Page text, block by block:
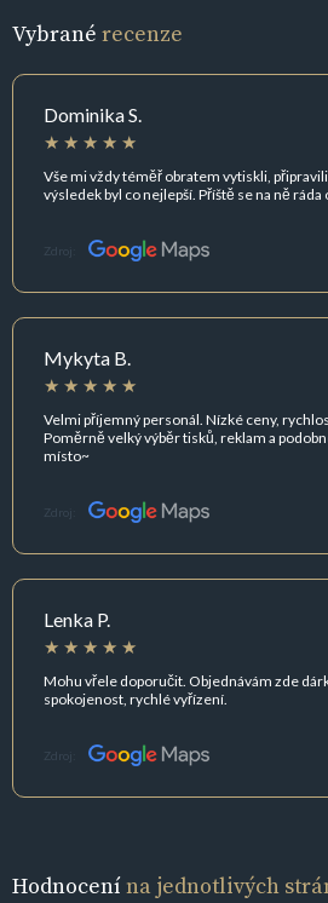
Vybrané recenze
Dominika S.
Vše mi vždy téměř obratem vytiskli,
výsledek byl co nejlepší. Příště se na ně ráda
Zdroj:
Mykyta B.
Velmi příjemný personál. Nízké ceny,
Poměrně velký výběr tisků, reklam a
místo~
Zdroj:
Lenka P.
Mohu vřele doporučit. Objednávám zde
spokojenost, rychlé vyřízení.
Zdroj:
Hodnocenína jednotlivých